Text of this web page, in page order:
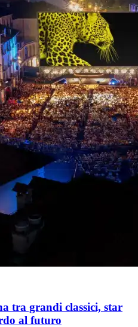
tra grandi classici, star
al futuro